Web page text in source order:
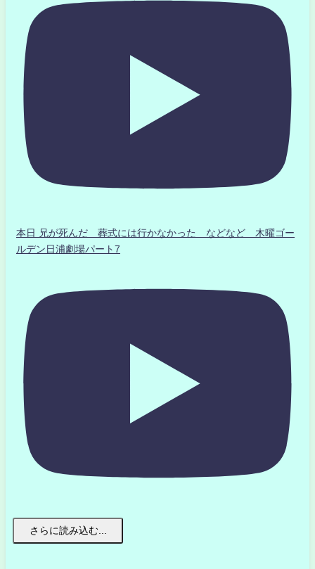
本日 兄が死んだ 葬式には行かなかった などなど 木曜ゴー
ルデン日浦劇場パート7
さらに読み込む...